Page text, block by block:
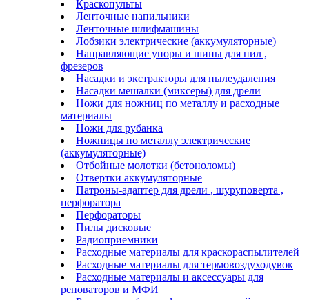
Краскопульты
Ленточные напильники
Ленточные шлифмашины
Лобзики электрические (аккумуляторные)
Направляющие упоры и шины для пил ,
фрезеров
Насадки и экстракторы для пылеудаления
Насадки мешалки (миксеры) для дрели
Ножи для ножниц по металлу и расходные
материалы
Ножи для рубанка
Ножницы по металлу электрические
(аккумуляторные)
Отбойные молотки (бетоноломы)
Отвертки аккумуляторные
Патроны-адаптер для дрели , шуруповерта ,
перфоратора
Перфораторы
Пилы дисковые
Радиоприемники
Расходные материалы для краскораспылителей
Расходные материалы для термовоздуходувок
Расходные материалы и аксессуары для
реноваторов и МФИ